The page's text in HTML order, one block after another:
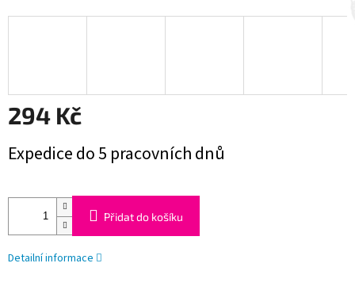
294 Kč
cena:
Expedice do 5 pracovních dnů
Přidat do košíku
Detailní informace